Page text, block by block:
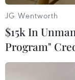
JG Wentworth
$15k In
Program"